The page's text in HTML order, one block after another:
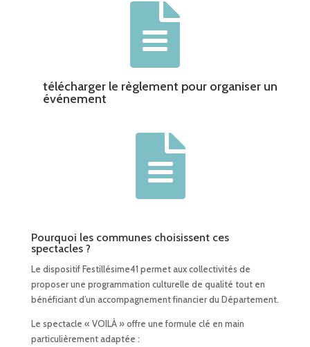

télécharger le règlement pour organiser un
événement

Pourquoi les communes choisissent ces
spectacles ?
Le dispositif Festillésime41 permet aux collectivités de
proposer une programmation culturelle de qualité tout en
bénéficiant d’un accompagnement financier du Département.
Le spectacle « VOILÀ » offre une formule clé en main
particulièrement adaptée :